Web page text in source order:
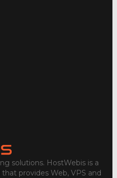
solutions. HostWebis is a
provides Web, VPS and